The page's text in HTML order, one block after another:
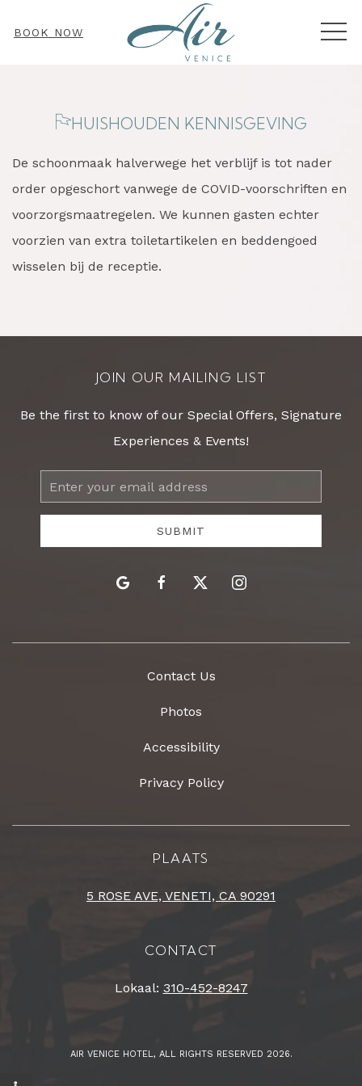
BOOK NOW
HUISHOUDEN KENNISGEVING
De schoonmaak halverwege het verblijf is tot nader
order opgeschort vanwege de COVID-voorschriften en
voorzorgsmaatregelen. We kunnen gasten echter
voorzien van extra toiletartikelen en beddengoed
wisselen bij de receptie.
JOIN OUR MAILING LIST
Be the first to know of our Special Offers, Signature
Experiences & Events!
Email
Address
SUBMIT
google facebooktwitter instagram
Contact Us
Photos
Accessibility
Privacy Policy
PLAATS
5 ROSE AVE, VENETI, CA 90291
CONTACT
Lokaal: 310-452-8247
AIR VENICE HOTEL, ALL RIGHTS RESERVED 2026.